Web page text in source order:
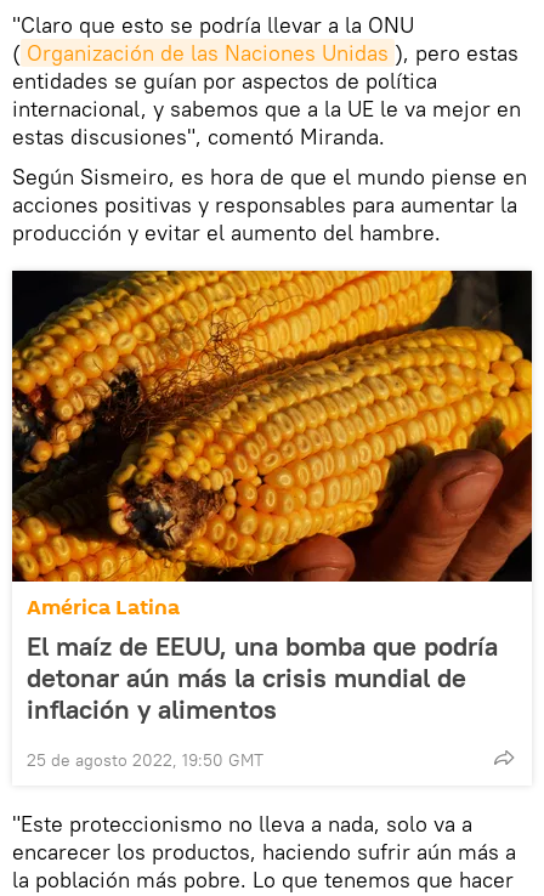
"Claro que esto se podría llevar a la ONU
( Organización de las Naciones Unidas ), pero estas
entidades se guían por aspectos de política
internacional, y sabemos que a la UE le va mejor en
estas discusiones", comentó Miranda.
Según Sismeiro, es hora de que el mundo piense en
acciones positivas y responsables para aumentar la
producción y evitar el aumento del hambre.
América Latina
El maíz de EEUU, una bomba que podría
detonar aún más la crisis mundial de
inflación y alimentos
25 de agosto 2022, 19:50 GMT
"Este proteccionismo no lleva a nada, solo va a
encarecer los productos, haciendo sufrir aún más a
la población más pobre. Lo que tenemos que hacer